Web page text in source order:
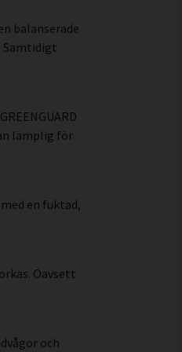
balanserade
Samtidigt
lämplig för
en fuktad,
Oavsett
och